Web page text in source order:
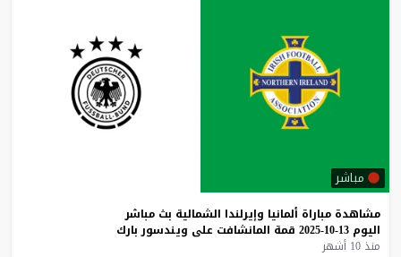
مباشر
مشاهدة مباراة ألمانيا وإيرلندا الشمالية بث مباشر
اليوم 13-10-2025 قمة المانشافت على ويندسور بارك
منذ 10 أشهر